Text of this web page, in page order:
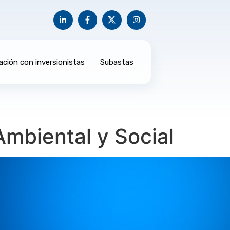
con inversionistas Subastas
y Social